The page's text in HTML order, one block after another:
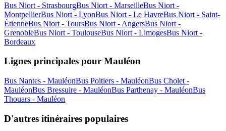
Bus Niort - StrasbourgBus Niort - MarseilleBus Niort -
MontpellierBus Niort - LyonBus Niort - Le HavreBus Niort - Saint-
ÉtienneBus Niort - ToursBus Niort - AngersBus Niort -
GrenobleBus Niort - ToulouseBus Niort - LimogesBus Niort -
Bordeaux
Lignes principales pour Mauléon
Bus Nantes - MauléonBus Poitiers - MauléonBus Cholet -
MauléonBus Bressuire - MauléonBus Parthenay - MauléonBus
Thouars - Mauléon
D'autres itinéraires populaires